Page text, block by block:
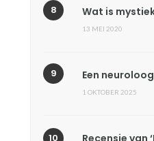
Wat is
13 MEI 2020
Een
1 OKTOBER 2025